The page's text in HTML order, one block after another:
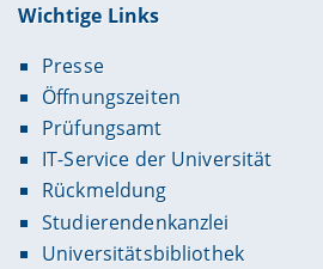
Wichtige Links
Presse
Öffnungszeiten
Prüfungsamt
IT-Service der Universität
Rückmeldung
Studierendenkanzlei
Universitätsbibliothek